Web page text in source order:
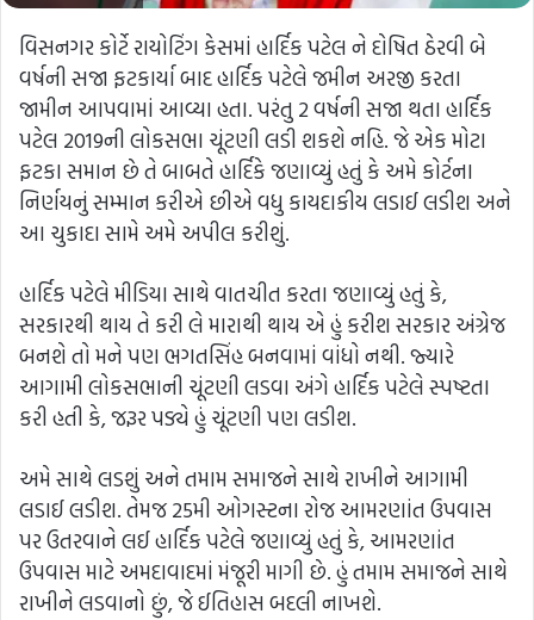
વિસનગર કોર્ટે રાયોટિંગ કેસમાં હાર્દિક પટેલ ને દોષિત ઠેરવી બે
વર્ષની સજા ફટકાર્યા બાદ હાર્દિક પટેલે જમીન અરજી કરતા
જામીન આપવામાં આવ્યા હતા. પરંતુ 2 વર્ષની સજા થતા હાર્દિક
પટેલ 2019ની લોકસભા ચૂંટણી લડી શકશે નહિ. જે એક મોટા
ફટકા સમાન છે તે બાબતે હાર્દિકે જણાવ્યું હતું કે અમે કોર્ટના
નિર્ણયનું સમ્માન કરીએ છીએ વધુ કાયદાકીય લડાઈ લડીશ અને
આ ચુકાદા સામે અમે અપીલ કરીશું.
હાર્દિક પટેલે મીડિયા સાથે વાતચીત કરતા જણાવ્યું હતું કે,
સરકારથી થાય તે કરી લે મારાથી થાય એ હું કરીશ સરકાર અંગ્રેજ
બનશે તો મને પણ ભગતસિંહ બનવામાં વાંધો નથી. જ્યારે
આગામી લોકસભાની ચૂંટણી લડવા અંગે હાર્દિક પટેલે સ્પષ્ટતા
કરી હતી કે, જરૂર પડ્યે હું ચૂંટણી પણ લડીશ.
અમે સાથે લડશું અને તમામ સમાજને સાથે રાખીને આગામી
લડાઈ લડીશ. તેમજ 25મી ઓગસ્ટના રોજ આમરણાંત ઉપવાસ
પર ઉતરવાને લઈ હાર્દિક પટેલે જણાવ્યું હતું કે, આમરણાંત
ઉપવાસ માટે અમદાવાદમાં મંજૂરી માગી છે. હું તમામ સમાજને સાથે
રાખીને લડવાનો છું, જે ઈતિહાસ બદલી નાખશે.